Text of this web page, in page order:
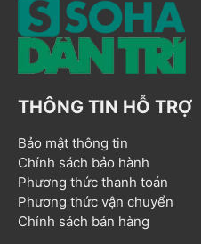
THÔNG TIN HỖ TRỢ
Bảo mật thông tin
Chính sách bảo hành
Phương thức thanh toán
Phương thức vận chuyển
Chính sách bán hàng